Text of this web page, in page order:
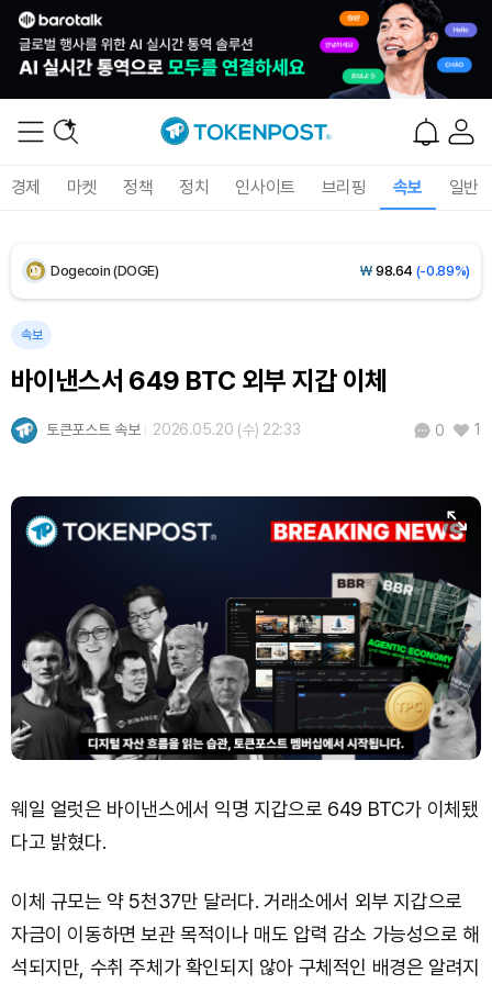
경제 마켓 정책 정치 인사이트 브리핑 속보 일반
XRP (XRP) ₩1,464(-2.10%)
Dogecoin (DOGE) ₩ 98.64 (-0.89%)
속보
바이낸스서 649 BTC 외부 지갑 이체
토큰포스트 속보 2026.05.20 (수) 22:33 0 1
웨일 얼럿은 바이낸스에서 익명 지갑으로 649 BTC가 이체됐
다고 밝혔다.
이체 규모는 약 5천37만 달러다. 거래소에서 외부 지갑으로
자금이 이동하면 보관 목적이나 매도 압력 감소 가능성으로 해
석되지만, 수취 주체가 확인되지 않아 구체적인 배경은 알려지